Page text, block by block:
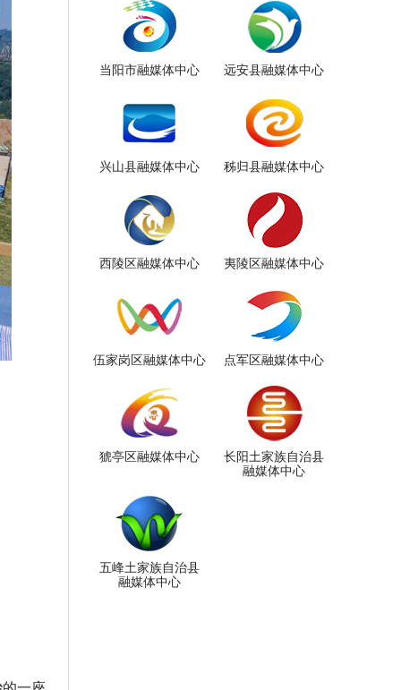
当阳市融媒体中心 远安县融媒体中心
兴山县融媒体中心 秭归县融媒体中心
西陵区融媒体中心 夷陵区融媒体中心
伍家岗区融媒体中心 点军区融媒体中心
猇亭区融媒体中心
长阳土家族自治县
融媒体中心
五峰土家族自治县
融媒体中心